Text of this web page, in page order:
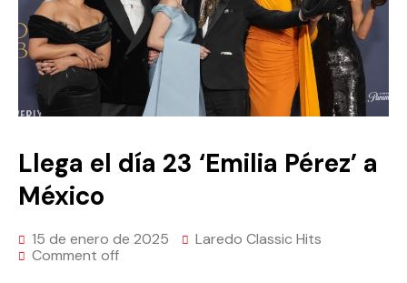
Llega el día 23 ‘Emilia Pérez’ a
México
15 de enero de 2025
Laredo Classic Hits
Comment off